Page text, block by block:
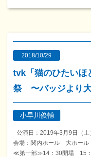
2018/10/29
tvk「猫のひたい
祭 〜バッジより大
小早川俊輔
公演日：2019年3月9日（土
会場：関内ホール 大ホー
≪第一部≫14：30開場 15